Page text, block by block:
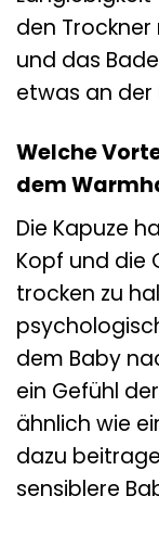
den
und das
etwas an der
Welche
dem
Die Kapuze
Kopf und die
trocken zu
dem Baby
ein Gefühl
ähnlich wie
dazu
sensiblere